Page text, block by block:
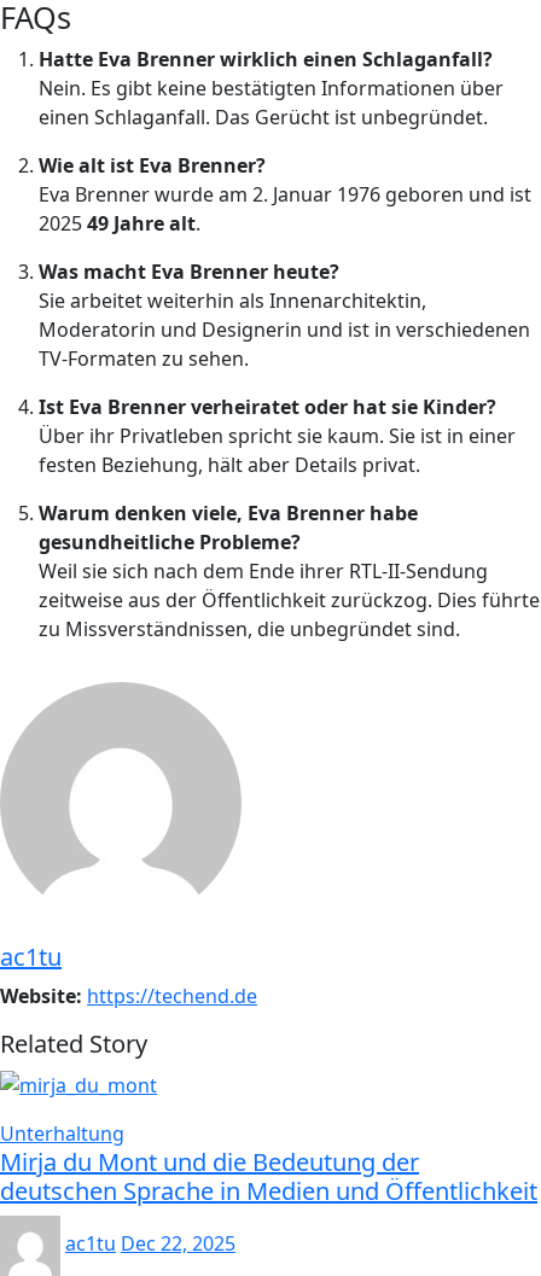
FAQs
Hatte Eva Brenner wirklich einen Schlaganfall?
Nein. Es gibt keine bestätigten Informationen über
einen Schlaganfall. Das Gerücht ist unbegründet.
Wie alt ist Eva Brenner?
Eva Brenner wurde am 2. Januar 1976 geboren und ist
202549 Jahre alt.
Was macht Eva Brenner heute?
Sie arbeitet weiterhin als Innenarchitektin,
Moderatorin und Designerin und ist in verschiedenen
TV-Formaten zu sehen.
Ist Eva Brenner verheiratet oder hat sie Kinder?
Über ihr Privatleben spricht sie kaum. Sie ist in einer
festen Beziehung, hält aber Details privat.
Warum denken viele, Eva Brenner habe
gesundheitliche Probleme?
Weil sie sich nach dem Ende ihrer RTL-II-Sendung
zeitweise aus der Öffentlichkeit zurückzog. Dies führte
zu Missverständnissen, die unbegründet sind.
ac1tu
Website: https://techend.de
Related Story
Unterhaltung
Mirja du Mont und die Bedeutung der
deutschen Sprache in Medien und Öffentlichkeit
ac1tu Dec 22, 2025